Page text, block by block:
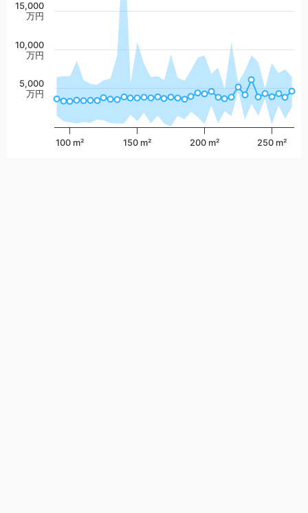
100 m² 150 m² 200 m² 250 m²
5,000
万円
10,000
万円
15,000
万円